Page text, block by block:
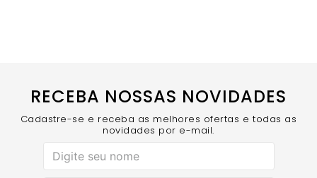
RECEBA NOSSAS NOVIDADES
Cadastre-se e receba as melhores ofertas e todas as
novidades por e-mail.